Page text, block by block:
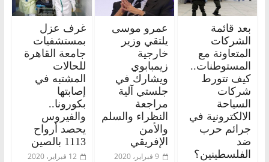
بعد قائمة
الشركات
المتعاونة مع
المستوطنات..
كيف تتورط
شركات
السياحة
الالكترونية في
جرائم حرب
ضد
الفلسطينين؟
عمرو موسى
يلتقي وزير
خارجية
زيمبابوي
ويشارك في
جلستي آلية
مراجعة
النظراء والسلم
والأمن
الإفريقي
9 فبراير، 2020
غرف عزل
بمستشفيات
جامعة القاهرة
للحالات
المشتبه في
إصابتها
بكورونا..
والفيروس
يحصد أرواح
1113 بالصين
12 فبراير، 2020